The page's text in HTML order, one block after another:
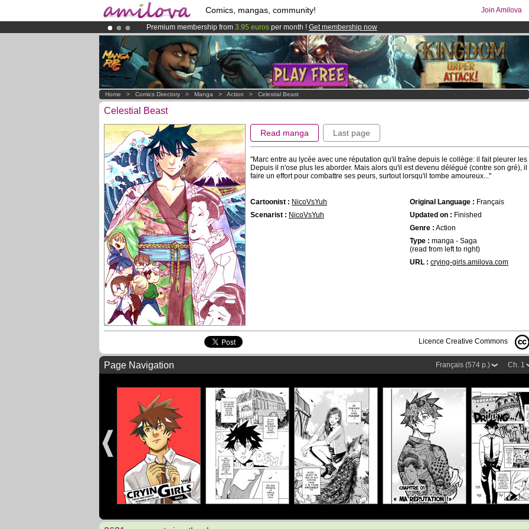
Comics, mangas, community! Join Amilova
Premium membership from 3.95 euros per month ! Get membership now
Already 100000membersand 1000comics & mangas!.
AmilovaKickstarter is now LIVE!.
Home > Comics Directory > Manga > Action > Celestial Beast
Celestial Beast
Read manga Last page
"Marc entre au lycée avec une réputation qu'il traîne depuis le collège: il fait pleurer les
Depuis il n'ose plus les aborder. Mais alors qu'il est devenu délégué (contre son gré),
faire un effort pour combattre ses peurs, surtout lorsqu'il tombe amoureux..."
Cartoonist : NicoVsYuh
Scenarist : NicoVsYuh
Original Language : Français
Updated on : Finished
Genre : Action
Type : manga - Saga
(read from left to right)
URL : crying-girls.amilova.com
Licence Creative Commons
Ch. 1
Français (574 p.)
Page Navigation